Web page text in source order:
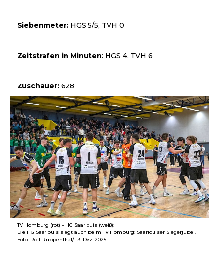
Siebenmeter: HGS 5/5, TVH 0
Zeitstrafen in Minuten: HGS 4, TVH 6
Zuschauer: 628
TV Homburg (rot) – HG Saarlouis (weiß):
Die HG Saarlouis siegt auch beim TV Homburg: Saarlouiser Siegerjubel.
Foto: Rolf Ruppenthal/ 13. Dez. 2025